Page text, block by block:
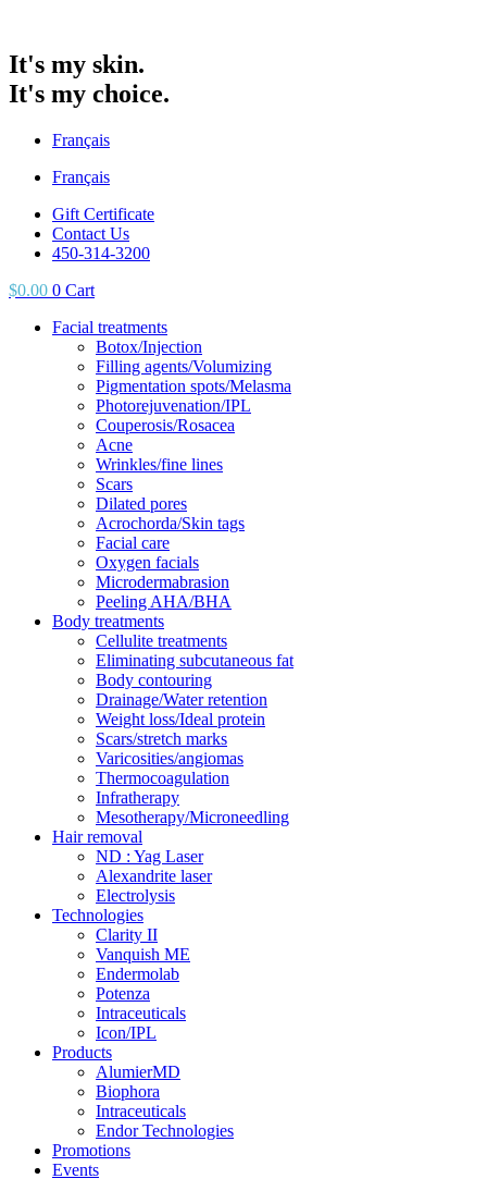
It's my skin.
It's my choice.
Français
Français
Gift Certificate
Contact Us
450-314-3200
$0.00 0 Cart
Facial treatments
Botox/Injection
Filling agents/Volumizing
Pigmentation spots/Melasma
Photorejuvenation/IPL
Couperosis/Rosacea
Acne
Wrinkles/fine lines
Scars
Dilated pores
Acrochorda/Skin tags
Facial care
Oxygen facials
Microdermabrasion
Peeling AHA/BHA
Body treatments
Cellulite treatments
Eliminating subcutaneous fat
Body contouring
Drainage/Water retention
Weight loss/Ideal protein
Scars/stretch marks
Varicosities/angiomas
Thermocoagulation
Infratherapy
Mesotherapy/Microneedling
Hair removal
ND : Yag Laser
Alexandrite laser
Electrolysis
Technologies
Clarity II
Vanquish ME
Endermolab
Potenza
Intraceuticals
Icon/IPL
Products
AlumierMD
Biophora
Intraceuticals
Endor Technologies
Promotions
Events